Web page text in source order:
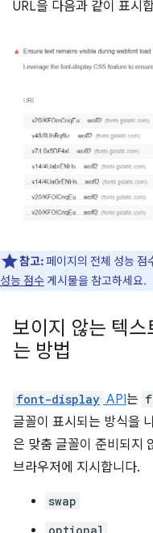
URL을 다음과 같이 표시
참고:페이지의 전체 성능 점
성능 점수 게시물을 참고하세요.
보이지 않는 텍
는 방법
font-display API는
글꼴이 표시되는 방식을
은 맞춤 글꼴이 준비되지
브라우저에 지시합니다.
swap
optional